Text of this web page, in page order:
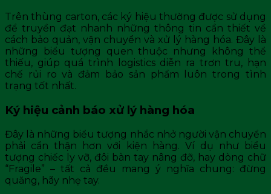
Trên thùng carton, các ký hiệu thường được sử dụng
để truyền đạt nhanh những thông tin cần thiết về
cách bảo quản, vận chuyển và xử lý hàng hóa. Đây là
những biểu tượng quen thuộc nhưng không thể
thiếu, giúp quá trình logistics diễn ra trơn tru, hạn
chế rủi ro và đảm bảo sản phẩm luôn trong tình
trạng tốt nhất.
Ký hiệu cảnh báo xử lý hàng hóa
Đây là những biểu tượng nhắc nhở người vận chuyển
phải cẩn thận hơn với kiện hàng. Ví dụ như biểu
tượng chiếc ly vỡ, đôi bàn tay nâng đỡ, hay dòng chữ
“Fragile” – tất cả đều mang ý nghĩa chung: đừng
quăng, hãy nhẹ tay.